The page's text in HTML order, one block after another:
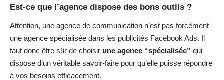
Est-ce que l’agence dispose des bons outils ?
Attention, une agence de communication n’est pas forcément
une agence spécialisée dans les publicités Facebook Ads. Il
faut donc être sûr de choisir une agence “spécialisée” qui
dispose d’un véritable savoir-faire pour qu’elle puisse répondre
à vos besoins efficacement.